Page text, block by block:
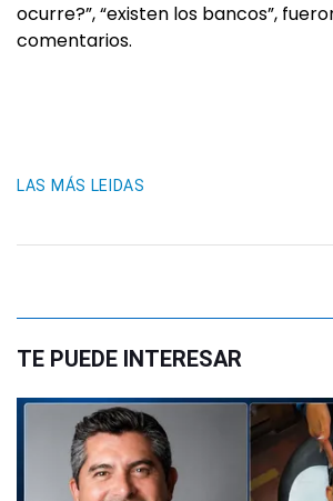
ocurre?”, “existen los bancos”,
comentarios.
LAS MÁS LEIDAS
TE PUEDE INTERESAR